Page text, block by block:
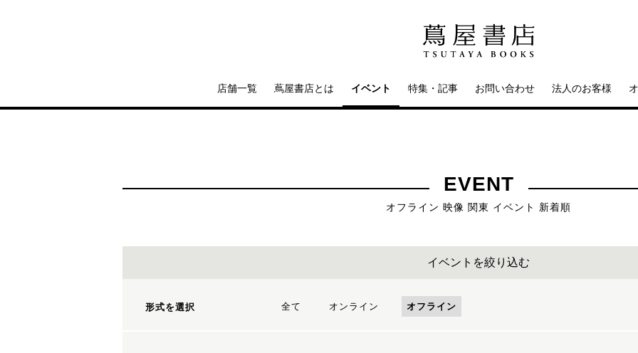
店舗一覧 蔦屋書店とは イベント 特集・記事 お問い合わせ 法人のお客様
EVENT
オフライン 映像 関東 イベント 新着順
イベントを絞り込む
形式を選択 全て オンライン オフライン